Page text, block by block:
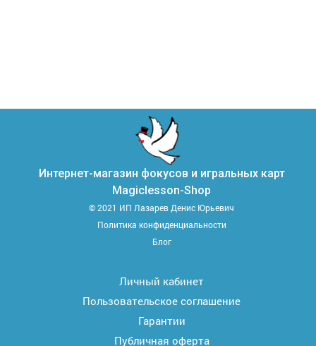
Интернет-магазин фокусов и игральных карт
Magiclesson-Shop
© 2021 ИП Лазарев Денис Юрьевич
Политика конфиденциальности
Блог
Личный кабинет
Пользовательское соглашение
Гарантии
Публичная оферта